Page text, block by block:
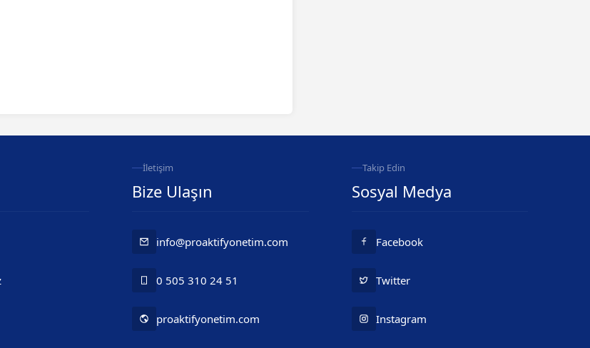
İletişim
Bize Ulaşın
info@proaktifyonetim.com
0 505 310 24 51
proaktifyonetim.com
Takip Edin
Sosyal Medya
Facebook
Twitter
Instagram